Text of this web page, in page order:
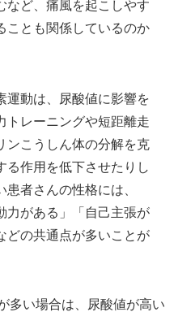
など、痛風を起こしやす
ことも関係しているのか
運動は、尿酸値に影響を
トレーニングや短距離走
ンこうしん体の分解を克
る作用を低下させたりし
者さんの性格には、
力がある」「自己主張が
どの共通点が多いことが
多い場合は、尿酸値が高い